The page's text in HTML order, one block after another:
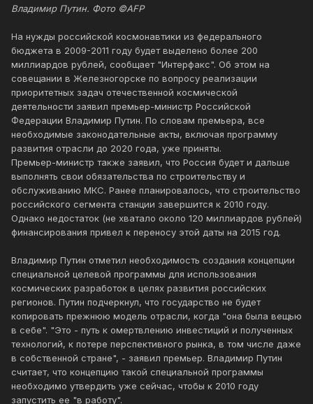
Владимир Путин. Фото ©AFP
На нужды российской космонавтики из федерального
бюджета в 2009-2011 году будет выделено более 200
миллиардов рублей, сообщает "Интерфакс". Об этом на
совещании в Железногорске по вопросу реализации
приоритетных задач отечественной космической
деятельности заявил премьер-министр Российской
Федерации Владимир Путин. По словам премьера, все
необходимые законодательные акты, включая программу
развития отрасли до 2020 года, уже приняты.
Премьер-министр также заявил, что Россия будет и дальше
выполнять свои обязательства по строительству и
обслуживанию МКС. Ранее планировалось, что строительство
российского сегмента станции завершится к 2010 году.
Однако недостаток (не хватало около 120 миллиардов рублей)
финансирования привел к переносу этой даты на 2015 год.
Владимир Путин отметил необходимость создания концепции
специальной целевой программы для использования
космических разработок в целях развития российских
регионов. Путин подчеркнул, что государство не будет
копировать прежнюю модель отрасли, когда "она была вещью
в себе". "Это - путь к омертвлению инвестиций и полученных
технологий, к потере перспективного рынка, в том числе даже
в собственной стране", - заявил премьер. Владимир Путин
считает, что концепцию такой специальной программы
необходимо утвердить уже сейчас, чтобы к 2010 году
запустить ее "в работу".